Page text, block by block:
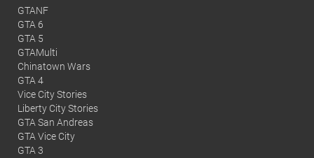
GTANF
GTA 6
GTA 5
GTAMulti
Chinatown Wars
GTA 4
Vice City Stories
Liberty City Stories
GTA San Andreas
GTA Vice City
GTA 3